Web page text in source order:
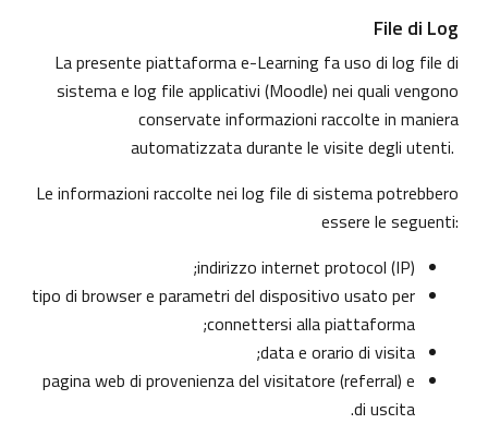
File di Log
La presente piattaforma e-Learning fa uso di log file di
sistema e log file applicativi (Moodle) nei quali vengono
conservate informazioni raccolte in maniera
automatizzata durante le visite degli utenti.
Le informazioni raccolte nei log file di sistema potrebbero
essere le seguenti:
indirizzo internet protocol (IP);
tipo di browser e parametri del dispositivo usato per
connettersi alla piattaforma;
data e orario di visita;
pagina web di provenienza del visitatore (referral) e
di uscita.